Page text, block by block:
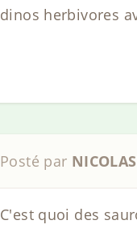
dinos herbivores
Posté par
C'est quoi des